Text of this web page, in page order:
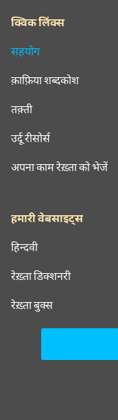
क्विक लिंक्स
सहयोग
क़ाफ़िया शब्दकोश
तक़्ती
उर्दू रीसोर्स
अपना काम रेख़्ता को भेजें
हमारी वेबसाइट्स
हिन्दवी
रेख़्ता डिक्शनरी
रेख़्ता बुक्स